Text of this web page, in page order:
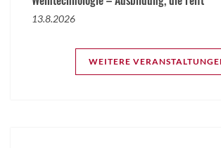
13.8.2026
WEITERE